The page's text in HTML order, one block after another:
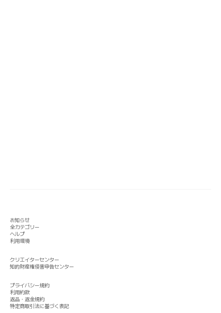
お知らせ
全カテゴリー
ヘルプ
利用環境
クリエイターセンター
知的財産権侵害申告センター
プライバシー規約
利用約款
返品・返金規約
特定商取引法に基づく表記